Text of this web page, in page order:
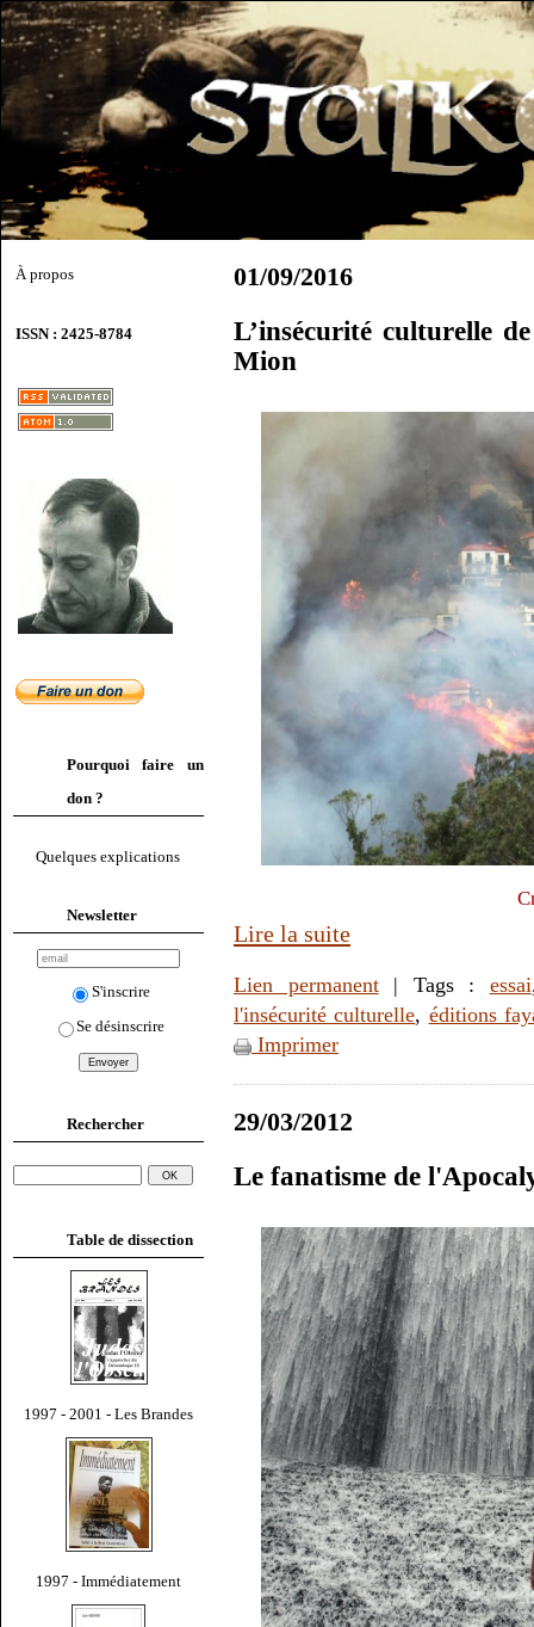
À propos
ISSN : 2425-8784
Pourquoi faire un
don ?
Quelques explications
Newsletter
S'inscrire
Se désinscrire
Rechercher
Table de dissection
1997 - 2001 - Les Brandes
1997 - Immédiatement
01/09/2016
L’insécurité culturelle
Mion
Lire la suite
Lien permanent| Tags : essai
l'insécurité culturelle, éditions
Imprimer
29/03/2012
Le fanatisme de